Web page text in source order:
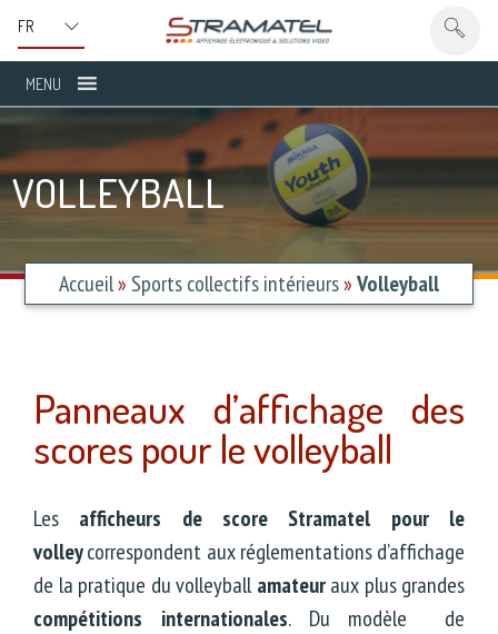
MENU
VOLLEYBALL
Accueil» Sports collectifs intérieurs»Volleyball
Panneaux d’affichage des
scores pour le volleyball
Les afficheurs de score Stramatel pour le
volleycorrespondent aux réglementations d’affichage
de la pratique du volleyballamateuraux plus grandes
compétitions internationales. Du modèle de